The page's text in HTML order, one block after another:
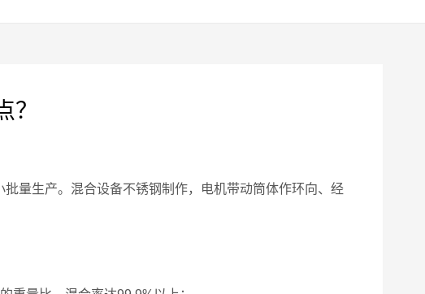
量生产。混合设备不锈钢制作，电机带动筒体作环向、经